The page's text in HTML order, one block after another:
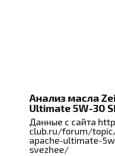
Анализ масла
Ultimate 5W-30
Данные с сайта
club.ru/forum/
apache-ultimate-
svezhee/